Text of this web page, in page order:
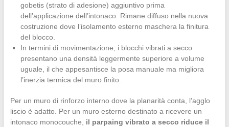
gobetis (strato di adesione) aggiuntivo prima
dell’applicazione dell’intonaco. Rimane diffuso nella nuova
costruzione dove l’isolamento esterno maschera la finitura
del blocco.
In termini di movimentazione, i blocchi vibrati a secco
presentano una densità leggermente superiore a volume
uguale, il che appesantisce la posa manuale ma migliora
l’inerzia termica del muro finito.
Per un muro di rinforzo interno dove la planarità conta, l’agglo
liscio è adatto. Per un muro esterno destinato a ricevere un
intonaco monocouche, il parpaing vibrato a secco riduce il